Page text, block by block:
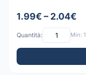
1.99€ – 2.04€
Quantità: Min: 1